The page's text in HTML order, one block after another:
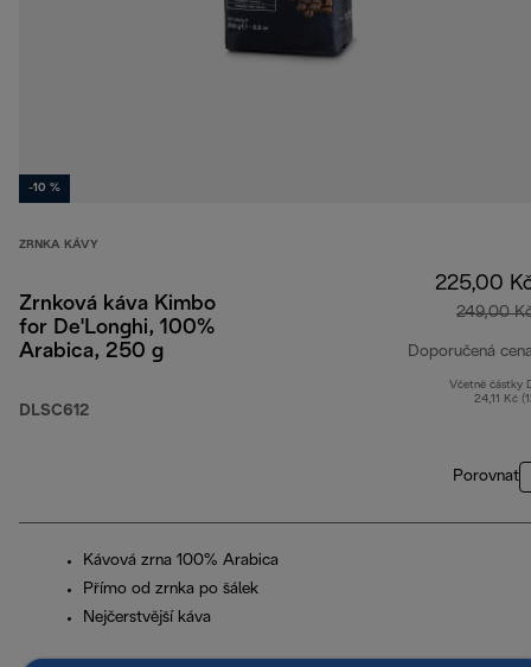
-10 %
ZRNKA KÁVY
Zrnková káva Kimbo
for De'Longhi, 100%
Arabica, 250 g
DLSC612
225,00
249,00
Doporučená
Včetně částky
24,11 Kč
Porovnat
Kávová zrna 100% Arabica
Přímo od zrnka po šálek
Nejčerstvější káva